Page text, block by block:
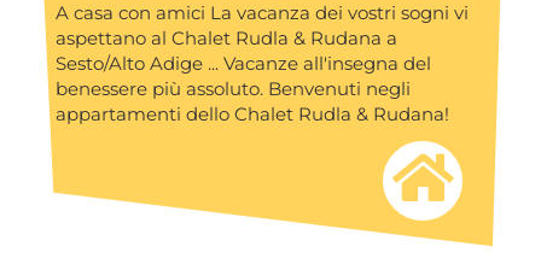
A casa con amici La vacanza dei vostri sogni vi
aspettano al Chalet Rudla & Rudana a
Sesto/Alto Adige ... Vacanze all'insegna del
benessere più assoluto. Benvenuti negli
appartamenti dello Chalet Rudla & Rudana!